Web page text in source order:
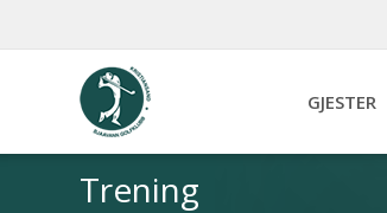
GJESTER
Trening